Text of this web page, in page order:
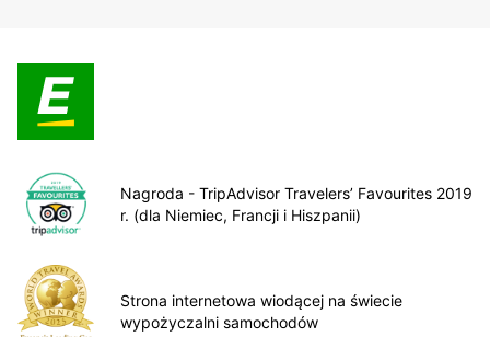
Nagroda - TripAdvisor Travelers’ Favourites 2019
r. (dla Niemiec, Francji i Hiszpanii)
Strona internetowa wiodącej na świecie
wypożyczalni samochodów